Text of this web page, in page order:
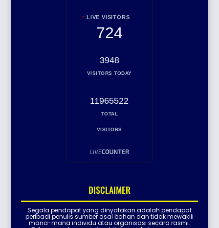
LIVE VISITORS
724
3948
VISITORS TODAY
11965522
TOTAL
VISITORS
DISCLAIMER
Segala pendapat yang dinyatakan adalah pendapat
peribadi penulis sumber asal bahan dan tidak mewakili
mana-mana individu atau organisasi secara rasmi.